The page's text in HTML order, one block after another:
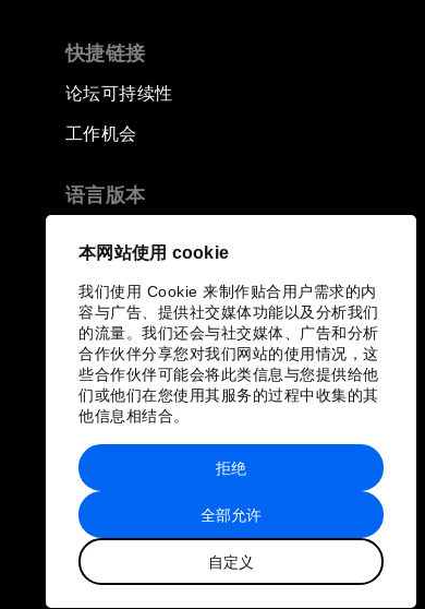
本网站使用 cookie
我们使用 Cookie 来制作贴合用户需求的内
容与广告、提供社交媒体功能以及分析我们
的流量。我们还会与社交媒体、广告和分析
合作伙伴分享您对我们网站的使用情况，这
些合作伙伴可能会将此类信息与您提供给他
们或他们在您使用其服务的过程中收集的其
他信息相结合。
全部允许
自定义
拒绝
快捷链接
论坛可持续性
工作机会
语言版本